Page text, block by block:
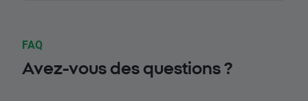
FAQ
Avez-vous des questions ?